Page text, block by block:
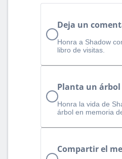
Deja un
Honra a Shadow
libro de visitas.
Planta un árbol
Honra la vida de
árbol en memoria
Compartir el